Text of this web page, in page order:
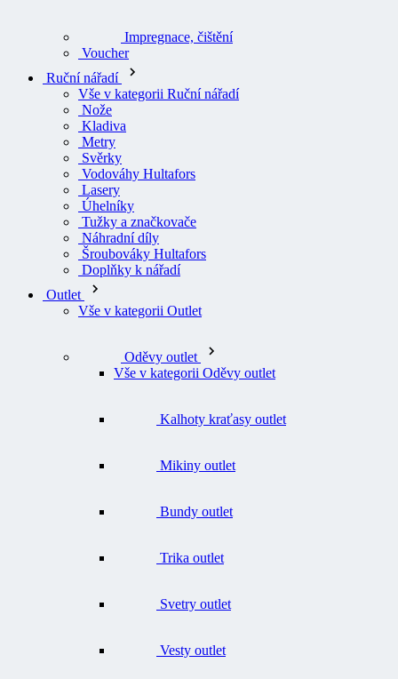
Impregnace, čištění
Voucher
Ruční nářadí
Vše v kategorii Ruční nářadí
Nože
Kladiva
Metry
Svěrky
Vodováhy Hultafors
Lasery
Úhelníky
Tužky a značkovače
Náhradní díly
Šroubováky Hultafors
Doplňky k nářadí
Outlet
Vše v kategorii Outlet
Vše v kategorii Oděvy outlet